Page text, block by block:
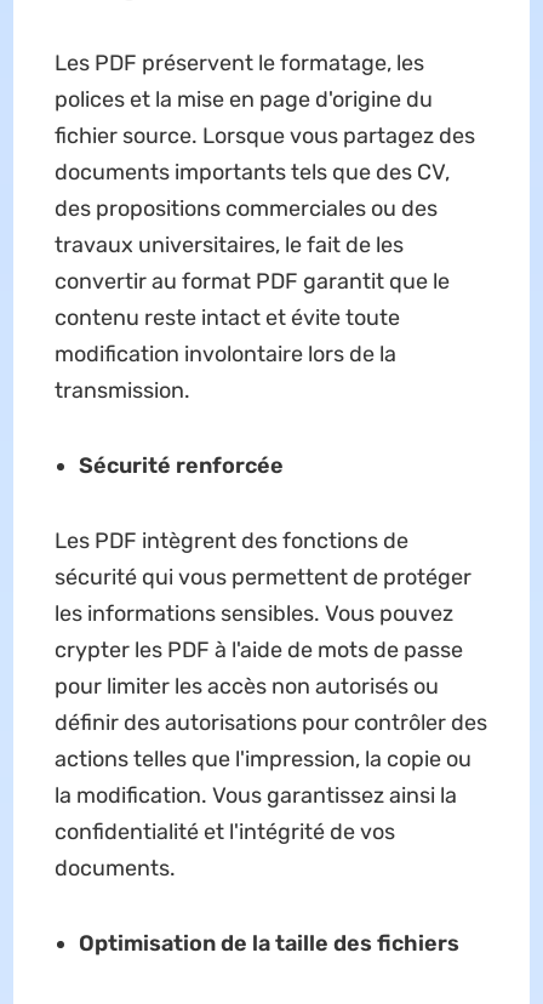
Les PDF préservent le formatage, les
polices et la mise en page d'origine du
fichier source. Lorsque vous partagez des
documents importants tels que des CV,
des propositions commerciales ou des
travaux universitaires, le fait de les
convertir au format PDF garantit que le
contenu reste intact et évite toute
modification involontaire lors de la
transmission.
Sécurité renforcée
Les PDF intègrent des fonctions de
sécurité qui vous permettent de protéger
les informations sensibles. Vous pouvez
crypter les PDF à l'aide de mots de passe
pour limiter les accès non autorisés ou
définir des autorisations pour contrôler des
actions telles que l'impression, la copie ou
la modification. Vous garantissez ainsi la
confidentialité et l'intégrité de vos
documents.
Optimisation de la taille des fichiers